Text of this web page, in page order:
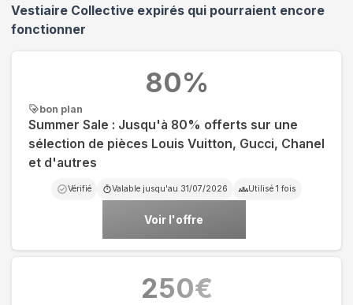
Vestiaire Collective expirés qui pourraient encore
fonctionner
bon plan
Summer Sale : Jusqu'à 80% offerts sur une
sélection de pièces Louis Vuitton, Gucci, Chanel
et d'autres
Vérifié Valable jusqu'au 31/07/2026 Utilisé 1 fois
Voir l'offre
80%
250€